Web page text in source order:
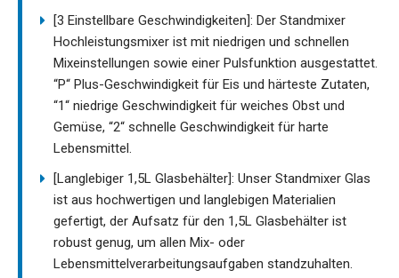
[3 Einstellbare Geschwindigkeiten]: Der Standmixer
Hochleistungsmixer ist mit niedrigen und schnellen
Mixeinstellungen sowie einer Pulsfunktion ausgestattet.
“P“ Plus-Geschwindigkeit für Eis und härteste Zutaten,
“1“ niedrige Geschwindigkeit für weiches Obst und
Gemüse, “2“ schnelle Geschwindigkeit für harte
Lebensmittel.
[Langlebiger 1,5L Glasbehälter]: Unser Standmixer Glas
ist aus hochwertigen und langlebigen Materialien
gefertigt, der Aufsatz für den 1,5L Glasbehälter ist
robust genug, um allen Mix- oder
Lebensmittelverarbeitungsaufgaben standzuhalten.